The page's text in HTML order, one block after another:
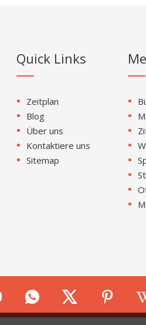
Quick Links
Zeitplan
Blog
Über uns
Kontaktiere uns
Sitemap